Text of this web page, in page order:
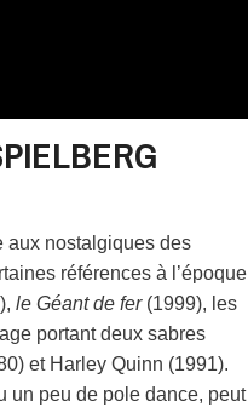
aux nostalgiques des
références à l’époque
le Géant de fer(1999), les
portant deux sabres
et Harley Quinn (1991).
un peu de pole dance, peut